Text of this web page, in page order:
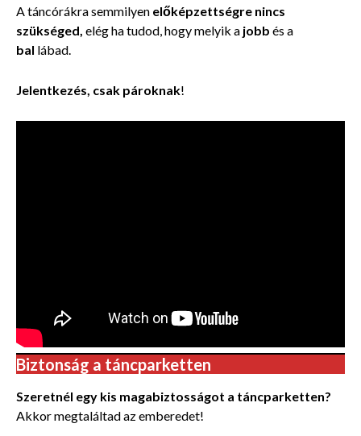
A táncórákrasemmilyen előképzettségre nincs
szükséged, elég ha tudod, hogy melyik a jobb és a
bal lábad.
Jelentkezés, csak pároknak!
Biztonság a táncparketten
Szeretnél egy kis magabiztosságot a táncparketten?
Akkor megtaláltad az emberedet!